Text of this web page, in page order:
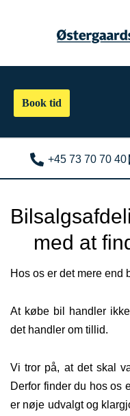
Book tid
+45 73 70 70 40
med at
Hos os er det mere end
At købe bil handler
det handler om tillid.
Vi tror på, at det skal
Derfor finder du hos os
er nøje udvalgt og